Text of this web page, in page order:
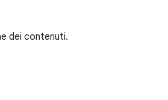
dei contenuti.